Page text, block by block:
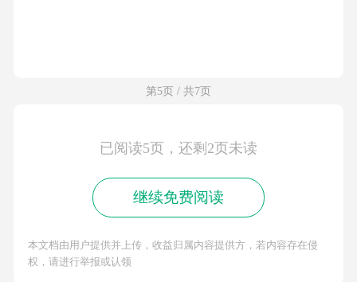
第5页 / 共7页
已阅读5页，还剩2页未读
继续免费阅读
本文档由用户提供并上传，收益归属内容提供方，若内容存在侵
权，请进行举报或认领